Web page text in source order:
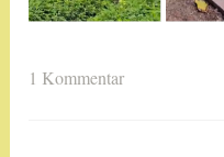
V1 Kommentar